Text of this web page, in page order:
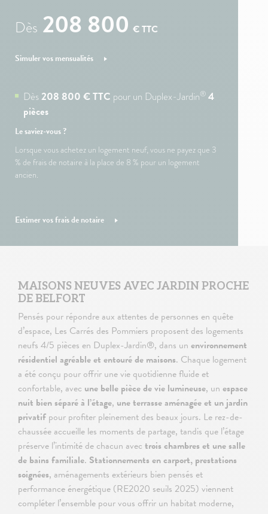
Dès 208 800 € TTC
Simuler vos mensualités
Dès208 800 € TTC pour un Duplex-Jardin® 4
pièces
Le saviez-vous ?
Lorsque vous achetez un logement neuf, vous ne payez que 3
% de frais de notaire à la place de 8 % pour un logement
ancien.
Estimer vos frais de notaire
MAISONS NEUVES AVEC JARDIN PROCHE
DE BELFORT
Pensés pour répondre aux attentes de personnes en quête
d’espace, Les Carrés des Pommiers proposent des logements
neufs 4/5 pièces en Duplex-Jardin®, dans un environnement
résidentiel agréable et entouré de maisons. Chaque logement
a été conçu pour offrir une vie quotidienne fluide et
confortable, avec une belle pièce de vie lumineuse, un espace
nuit bien séparé à l’étage, une terrasse aménagée et un jardin
privatif pour profiter pleinement des beaux jours. Le rez-de-
chaussée accueille les moments de partage, tandis que l’étage
préserve l’intimité de chacun avec trois chambres et une salle
de bains familiale. Stationnements en carport, prestations
soignées, aménagements extérieurs bien pensés et
performance énergétique (RE2020 seuils 2025) viennent
compléter l’ensemble pour vous offrir un habitat moderne,